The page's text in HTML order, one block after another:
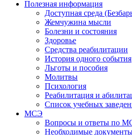
Полезная информация
Доступная среда
Жемчужина мысли
Болезни и состояния
Здоровье
Средства реабилитации
История одного события
Льготы и пособия
Молитвы
Психология
Реабилитация и
Список учебных
МСЭ
Вопросы и ответы по
Необходимые